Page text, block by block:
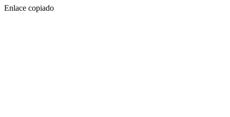
Enlace copiado